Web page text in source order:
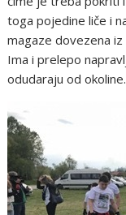
toga pojedine liče i
magaze dovezena
Ima i prelepo
odudaraju od okoline.